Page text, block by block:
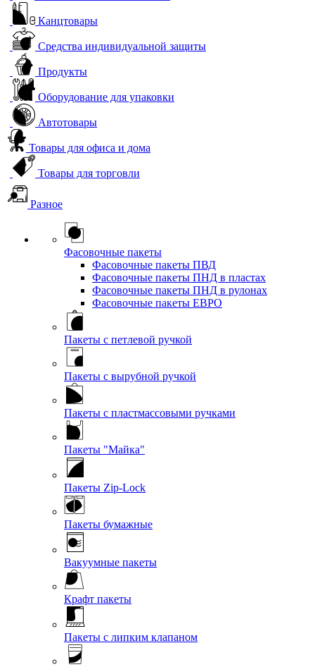
Канцтовары
Средства индивидуальной защиты
Продукты
Оборудование для упаковки
Автотовары
Товары для офиса и дома
Товары для торговли
Разное
Фасовочные пакеты
Фасовочные пакеты ПВД
Фасовочные пакеты ПНД в пластах
Фасовочные пакеты ПНД в рулонах
Фасовочные пакеты ЕВРО
Пакеты с петлевой ручкой
Пакеты с вырубной ручкой
Пакеты с пластмассовыми ручками
Пакеты "Майка"
Пакеты Zip-Lock
Пакеты бумажные
Вакуумные пакеты
Крафт пакеты
Пакеты с липким клапаном